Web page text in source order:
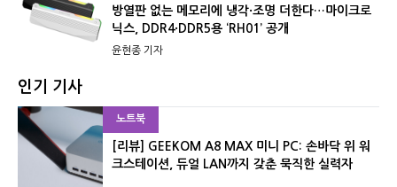
방열판 없는 메모리에 냉각·조명 더한다…마이크로
닉스, DDR4·DDR5용 ‘RH01’ 공개
윤현종 기자
인기 기사
노트북
[리뷰] GEEKOM A8 MAX 미니 PC: 손바닥 위 워
크스테이션, 듀얼 LAN까지 갖춘 묵직한 실력자